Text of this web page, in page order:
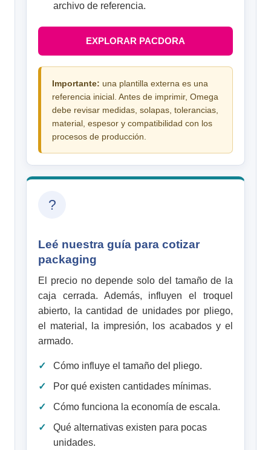
archivo de referencia.
EXPLORAR PACDORA
Importante: una plantilla externa es una
referencia inicial. Antes de imprimir, Omega
debe revisar medidas, solapas, tolerancias,
material, espesor y compatibilidad con los
procesos de producción.
?
Leé nuestra guía para cotizar
packaging
El precio no depende solo del tamaño de la
caja cerrada. Además, influyen el troquel
abierto, la cantidad de unidades por pliego,
el material, la impresión, los acabados y el
armado.
Cómo influye el tamaño del pliego.
Por qué existen cantidades mínimas.
Cómo funciona la economía de escala.
Qué alternativas existen para pocas
unidades.